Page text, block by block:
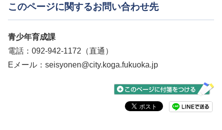
されたものに限る）
※12桁の個人番号が記載され
た面は不要です
d.住民票の写し
このページに関するお問い合わせ先
青少年育成課
電話：092-942-1172（直通）
Eメール：seisyonen@city.koga.fukuoka.jp